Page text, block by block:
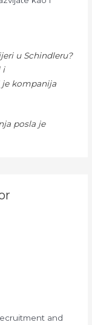
u Schindleru?
i
kompanija
posla je
and